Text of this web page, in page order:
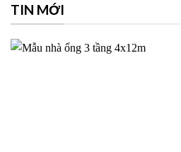
TIN MỚI